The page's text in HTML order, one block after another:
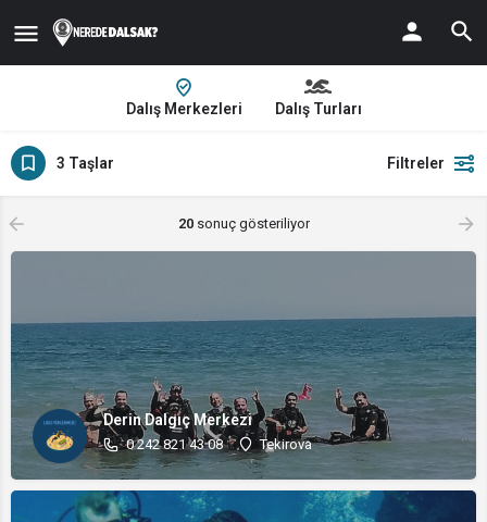
Dalış Merkezleri Dalış Turları
3 Taşlar Filtreler
20sonuç gösteriliyor
Derin Dalgıç Merkezi
0 242 821 43 08 Tekirova